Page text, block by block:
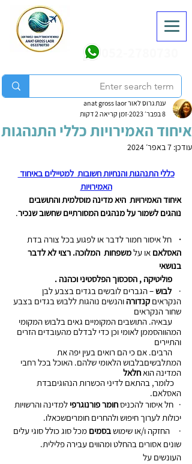
איחוד האמירויות כללי התנהגות
ענת גרוס לאור anat gross laor
8 בפבר׳ 2023
זמן קריאה 2 דקות
עודכן: 7 באפר׳ 2024
כללי התנהגות והנחיות חשובות  למטיילים באיחוד
האמירויות
איחוד האמירויות  היא מדינה מוסלמית והתושבים
נוהגים לשמור על מנהגים המסורתיים שחשוב שנכיר.
· חל איסור חמור לדבר או לפגוע בכל צורה בדת
האסלאם או על משפחות  המלוכה. רצוי לא לדבר
בנושאי
· לבוש – הגברים לובשים בגדים בצבע לבן
הנקראים קנדורה והנשים נוהגות ללבוש בגדים בצבע
שחור הנקראים
     עבאיה. התושבים המקומיים גאים בלבוש המקומי
המהווהסממן לאומי וכן כדי לבדלם מהעובדים הזרים
והתיירים
     הרבים. אם כי הם רואים בעין יפה את
המתלבשיםבלבוש הלאומי שלהם. האוכל בכל רחבי
המדינה הוא חלאל
    כלומר, בהתאם לדיני הכשרות הנהוגיםבדת
האסלאם.
·   חל איסור להכניס חומר פורנוגרפי למדינה והרשויות
יכולות לערוך חיפוש ולהחרים חומריםשכאלו.
·     החזקה ו/או שימוש בסמים מכל סוג כולל סוגי עלים
שונים אסורים בהחלט ומהווים עבירה פלילית.
העונשים על